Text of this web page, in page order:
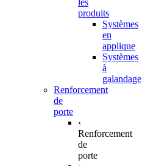
produits
Systèmes
en
applique
Systèmes
à
galandage
Renforcement
de
porte
‹
Renforcement
de
porte